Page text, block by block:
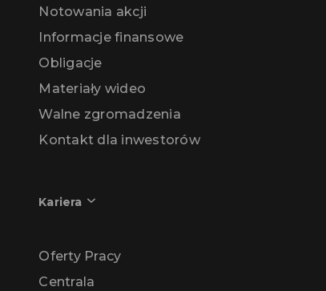
Notowania akcji
Informacje finansowe
Obligacje
Materiały wideo
Walne zgromadzenia
Kontakt dla inwestorów
Kariera
Oferty Pracy
Centrala